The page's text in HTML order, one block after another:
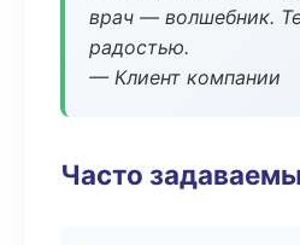
врач — волшебник.
радостью.
— Клиент компании
Часто